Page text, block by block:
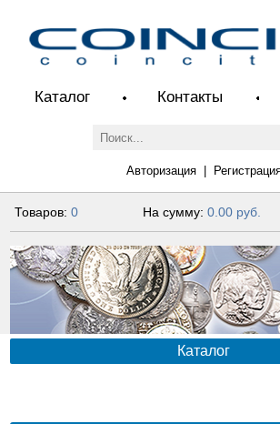
Каталог Контакты
Авторизация|
Товаров:0 На сумму: 0.00 руб.
Каталог